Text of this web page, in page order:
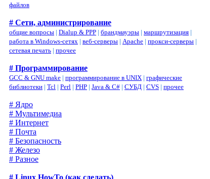
файлов
# Сети, администрирование
общие вопросы | Dialup & PPP | брандмауэры | маршрутизация |
работа в Windows-сетях | веб-серверы | Apache | прокси-серверы |
сетевая печать | прочее
# Программирование
GCC & GNU make | программирование в UNIX | графические
библиотеки | Tcl | Perl | PHP | Java & C# | СУБД | CVS | прочее
# Ядро
# Мультимедиа
# Интернет
# Почта
# Безопасность
# Железо
# Разное
# Linux HowTo (как сделать)